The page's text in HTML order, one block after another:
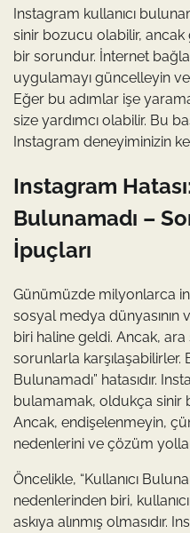
Instagram kullanıcı
sinir bozucu olabilir,
bir sorundur. İnternet
uygulamayı güncelleyin ve
Eğer bu adımlar işe
size yardımcı olabilir. Bu
Instagram deneyiminizin
Instagram
Bulunamadı –
İpuçları
Günümüzde milyonlarca
sosyal medya
biri haline geldi. Ancak, ara
sorunlarla karşılaşabilirler.
Bulunamadı” hatasıdır.
bulamamak, oldukça sinir
Ancak, endişelenmeyin,
nedenlerini ve çözüm
Öncelikle, “Kullanıcı
nedenlerinden biri,
askıya alınmış olmasıdır.